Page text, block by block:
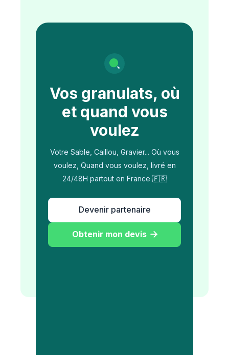
Vos granulats, où
et quand vous
voulez
Votre Sable, Caillou, Gravier... Où vous
voulez, Quand vous voulez, livré en
24/48H partout en France 🇫🇷
Devenir partenaire
Obtenir mon devis 